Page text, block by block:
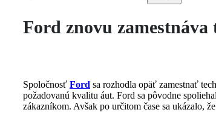
Ford znovu
Spoločnosť Ford sa rozhodla opäť zamestnať
požadovanú kvalitu áut. Ford sa pôvodne
zákazníkom. Avšak po určitom čase sa ukázalo,